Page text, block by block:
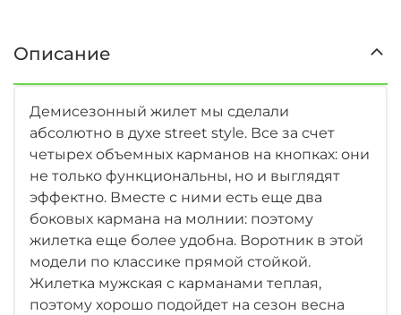
Описание
Демисезонный жилет мы сделали
абсолютно в духе street style. Все за счет
четырех объемных карманов на кнопках: они
не только функциональны, но и выглядят
эффектно. Вместе с ними есть еще два
боковых кармана на молнии: поэтому
жилетка еще более удобна. Воротник в этой
модели по классике прямой стойкой.
Жилетка мужская с карманами теплая,
поэтому хорошо подойдет на сезон весна